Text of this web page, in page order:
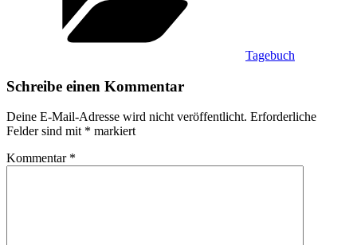
Tagebuch
Schreibe einen Kommentar
Deine E-Mail-Adresse wird nicht veröffentlicht. Erforderliche
Felder sind mit * markiert
Kommentar *